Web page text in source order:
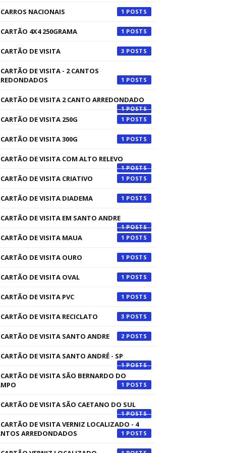
CARROS NACIONAIS 1
CARTÃO 4X4 250GRAMA 1
CARTÃO DE VISITA 3
CARTÃO DE VISITA - 2 CANTOS
1
CARTÃO DE VISITA 2 CANTO ARREDONDADO
1
CARTÃO DE VISITA 250G 1
CARTÃO DE VISITA 300G 1
CARTÃO DE VISITA COM ALTO RELEVO
1
CARTÃO DE VISITA CRIATIVO 1
CARTÃO DE VISITA DIADEMA 1
CARTÃO DE VISITA EM SANTO ANDRE
1
CARTÃO DE VISITA MAUA 1
CARTÃO DE VISITA OURO 1
CARTÃO DE VISITA OVAL 1
CARTÃO DE VISITA PVC 1
CARTÃO DE VISITA RECICLATO 3
CARTÃO DE VISITA SANTO ANDRE 2
CARTÃO DE VISITA SANTO ANDRÉ - SP
1
CARTÃO DE VISITA SÃO BERNARDO DO
1
CARTÃO DE VISITA SÃO CAETANO DO SUL
1
CARTÃO DE VISITA VERNIZ LOCALIZADO - 4
ARREDONDADOS
1